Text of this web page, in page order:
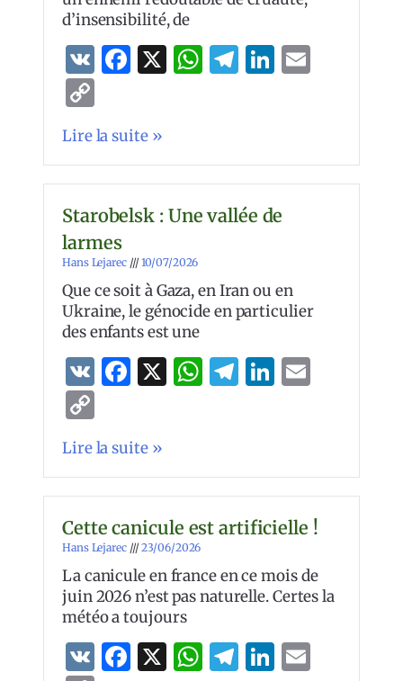
d’insensibilité, de
VK Facebook
X WhatsApp
Telegram
LinkedIn
Link
Lire la suite »
Starobelsk : Une vallée de
larmes
Hans Lejarec 10/07/2026
Que ce soit à Gaza, en Iran ou en
Ukraine, le génocide en particulier
des enfants est une
VK Facebook
X WhatsApp
Telegram
LinkedIn
Link
Lire la suite »
Cette canicule est artificielle !
Hans Lejarec 23/06/2026
La canicule en france en ce mois de
juin 2026 n’est pas naturelle. Certes la
météo a toujours
VK Facebook
X WhatsApp
Telegram
LinkedIn